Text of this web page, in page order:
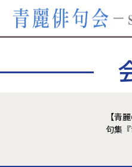
【青
句集『